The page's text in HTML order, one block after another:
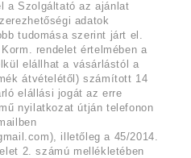
a Szolgáltató az ajánlat
adatok
tudomása szerint járt el.
rendelet értelmében a
elállhat a vásárlástól a
átvételétől) számított 14
elállási jogát az erre
nyilatkozat útján telefonon
illetőleg a 45/2014.
2. számú mellékletében